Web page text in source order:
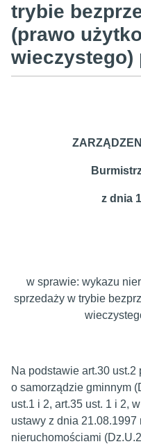
trybie
(prawo
wieczystego)
z dnia
w sprawie: wykazu
sprzedaży w trybie
Na podstawie art.30 ust.2
o samorządzie gminnym
ust.1 i 2, art.35 ust. 1 i 2,
ustawy z dnia 21.08.1997
nieruchomościami